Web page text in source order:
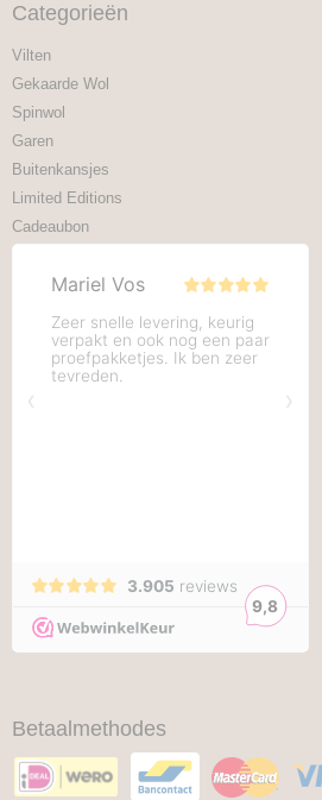
Categorieën
Vilten
Gekaarde Wol
Spinwol
Garen
Buitenkansjes
Limited Editions
Cadeaubon
Betaalmethodes